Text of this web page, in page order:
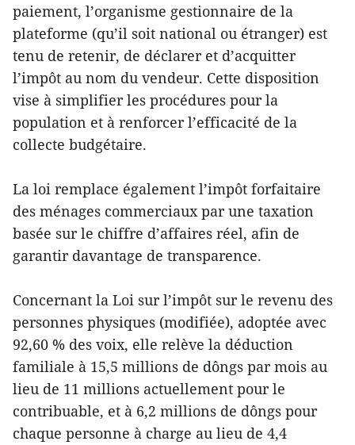
paiement, l’organisme gestionnaire de la
plateforme (qu’il soit national ou étranger) est
tenu de retenir, de déclarer et d’acquitter
l’impôt au nom du vendeur. Cette disposition
vise à simplifier les procédures pour la
population et à renforcer l’efficacité de la
collecte budgétaire.
La loi remplace également l’impôt forfaitaire
des ménages commerciaux par une taxation
basée sur le chiffre d’affaires réel, afin de
garantir davantage de transparence.
Concernant la Loi sur l’impôt sur le revenu des
personnes physiques (modifiée), adoptée avec
92,60 % des voix, elle relève la déduction
familiale à 15,5 millions de dôngs par mois au
lieu de 11 millions actuellement pour le
contribuable, et à 6,2 millions de dôngs pour
chaque personne à charge au lieu de 4,4